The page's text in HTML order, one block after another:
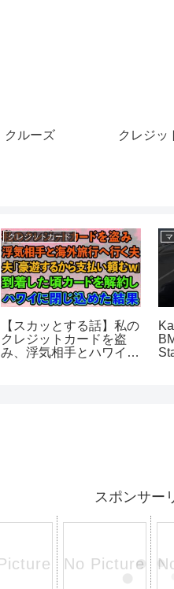
クルーズ クレジッ
マイル
いつもの移動でANAマ
イルが貯まるANA
Pocket iOS版のリリース
ブ
も
スポンサー